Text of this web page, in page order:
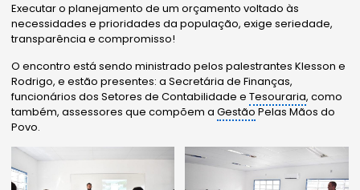
Executar o planejamento de um orçamento voltado às
necessidades e prioridades da população, exige seriedade,
transparência e compromisso!
O encontro está sendo ministrado pelos palestrantes Klesson e
Rodrigo, e estão presentes: a Secretária de Finanças,
funcionários dos Setores de Contabilidade eTesouraria, como
também, assessores que compõem aGestão Pelas Mãos do
Povo.